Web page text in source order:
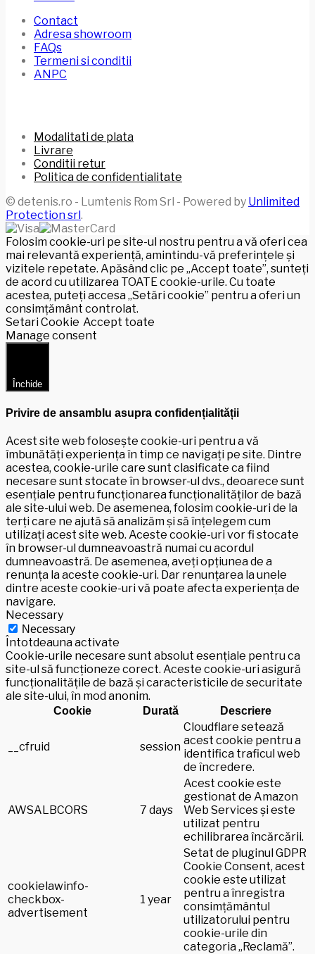
Contact
Adresa showroom
FAQs
Termeni si conditii
ANPC
Modalitati de plata
Livrare
Conditii retur
Politica de confidentialitate
© detenis.ro - Lumtenis Rom Srl - Powered by Unlimited
Protection srl .
Folosim cookie-uri pe site-ul nostru pentru a vă oferi cea
mai relevantă experiență, amintindu-vă preferințele și
vizitele repetate. Apăsând clic pe „Accept toate”, sunteți
de acord cu utilizarea TOATE cookie-urile. Cu toate
acestea, puteți accesa „Setări cookie” pentru a oferi un
consimțământ controlat.
Setari Cookie Accept toate
Manage consent
Închide
Privire de ansamblu asupra confidențialității
Acest site web folosește cookie-uri pentru a vă
îmbunătăți experiența în timp ce navigați pe site. Dintre
acestea, cookie-urile care sunt clasificate ca fiind
necesare sunt stocate în browser-ul dvs., deoarece sunt
esențiale pentru funcționarea funcționalităților de bază
ale site-ului web. De asemenea, folosim cookie-uri de la
terți care ne ajută să analizăm și să înțelegem cum
utilizați acest site web. Aceste cookie-uri vor fi stocate
în browser-ul dumneavoastră numai cu acordul
dumneavoastră. De asemenea, aveți opțiunea de a
renunța la aceste cookie-uri. Dar renunțarea la unele
dintre aceste cookie-uri vă poate afecta experiența de
navigare.
Necessary
Necessary
Întotdeauna activate
Cookie-urile necesare sunt absolut esențiale pentru ca
site-ul să funcționeze corect. Aceste cookie-uri asigură
funcționalitățile de bază și caracteristicile de securitate
ale site-ului, în mod anonim.
Cookie Durată Descriere
__cfruid session
Cloudflare setează
acest cookie pentru a
identifica traficul web
de încredere.
AWSALBCORS 7 days
Acest cookie este
gestionat de Amazon
Web Services și este
utilizat pentru
echilibrarea încărcării.
cookielawinfo-
checkbox-
advertisement
1 year
Setat de pluginul GDPR
Cookie Consent, acest
cookie este utilizat
pentru a înregistra
consimțământul
utilizatorului pentru
cookie-urile din
categoria „Reclamă”.